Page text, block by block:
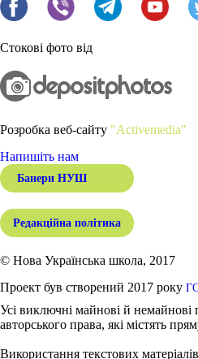
Стокові фото від
Розробка веб-сайту "Activemedia"
Напишіть нам
Банери НУШ
Редакційна політика
© Нова Українська школа, 2017
Проект був створений 2017 року
Усі виключні майнові й немайнові
авторського права, які містять
Використання текстових